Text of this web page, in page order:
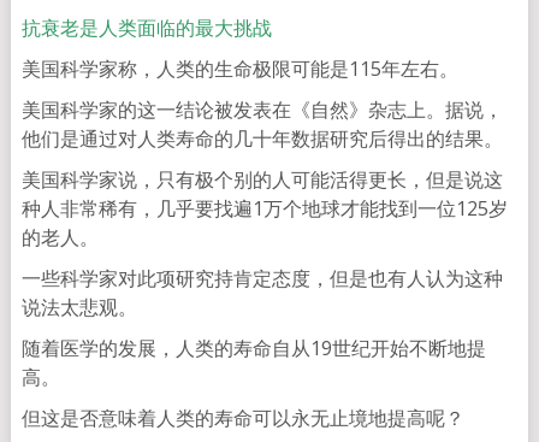
抗衰老是人类面临的最大挑战
美国科学家称，人类的生命极限可能是115年左右。
美国科学家的这一结论被发表在《自然》杂志上。据说，
他们是通过对人类寿命的几十年数据研究后得出的结果。
美国科学家说，只有极个别的人可能活得更长，但是说这
种人非常稀有，几乎要找遍1万个地球才能找到一位125岁
的老人。
一些科学家对此项研究持肯定态度，但是也有人认为这种
说法太悲观。
随着医学的发展，人类的寿命自从19世纪开始不断地提
高。
但这是否意味着人类的寿命可以永无止境地提高呢？